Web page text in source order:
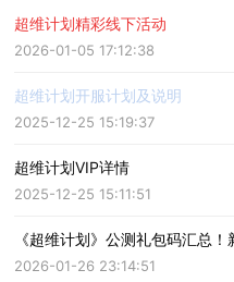
超维计划精彩线下活动
2026-01-05 17:12:38
超维计划开服计划及说明
2025-12-25 15:19:37
超维计划VIP详情
2025-12-25 15:11:51
2026-01-26 23:14:51